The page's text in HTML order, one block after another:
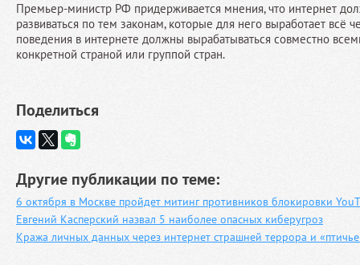
Премьер-министр РФ придерживается мнения, что интернет
развиваться по тем законам, которые для него выработает всё
поведения в интернете должны вырабатываться совместно
конкретной страной или группой стран.
Поделиться
Другие публикации по теме:
6 октября в Москве пройдет митинг противников блокировки
Евгений Касперский назвал 5 наиболее опасных киберугроз
Кража личных данных через интернет страшней террора и